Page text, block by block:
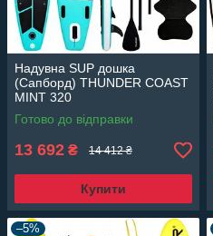
Надувна SUP дошка
(Сапборд) THUNDER COAST
MINT 320
Готово до відправки
13 692 ₴ 14 412 ₴
Купити
–5%